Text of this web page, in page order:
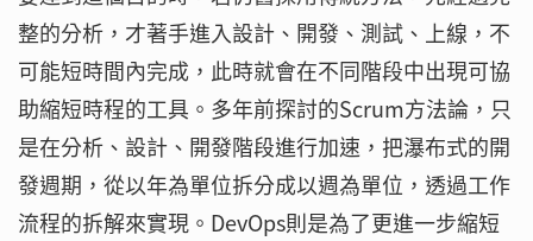
整的分析，才著手進入設計、開發、測試、上線，不
可能短時間內完成，此時就會在不同階段中出現可協
助縮短時程的工具。多年前探討的Scrum方法論，只
是在分析、設計、開發階段進行加速，把瀑布式的開
發週期，從以年為單位拆分成以週為單位，透過工作
流程的拆解來實現。DevOps則是為了更進一步縮短